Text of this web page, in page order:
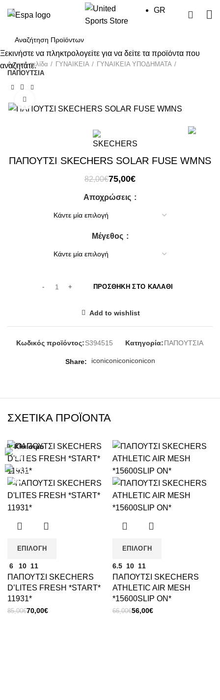
GR
Αρχική σελίδα ΓΥΝΑΙΚΕΙΑ
ΓΥΝΑΙΚΕΙΑ ΥΠΟΔΗΜΑΤΑ
ΠΑΠΟΥΤΣΙΑ
ΠΑΠΟΥΤΣΙ SKECHERS SOLAR FUSE WMNS
82,00€Original
was:
75,00€Η
τιμή
75,00€.
Αποχρώσεις
Μέγεθος
ΠΡΟΣΘΉΚΗ ΣΤΟ ΚΑΛΆΘΙ
Add to wishlist
Κωδικός προϊόντος:S394515 Κατηγορία:ΠΑΠΟΥΤΣΙΑ
Share iconiconiconiconicon
ΣΧΕΤΙΚΆ ΠΡΟΪΌΝΤΑ
-18%
ΕΠΙΛΟΓΉ
Κλείσιμο
6 10 11
ΠΑΠΟΥΤΣΙ SKECHERS
D’LITES FRESH *START*
11931*
85,00€Original
70,00€Η
-15%
ΕΠΙΛΟΓΉ
Κλείσιμο
6.5 10 11
ΠΑΠΟΥΤΣΙ SKECHERS
ATHLETIC AIR MESH
*15600SLIP ON*
66,00€Original
56,00€Η
-10%
Κλείσιμο
-13%
Κλείσιμο
-14%
Κλείσιμο
-10%
Κλείσιμο
Κλείσιμο
-12%
Κλείσιμο
Ξεκινήστε να πληκτρολογείτε για να δείτε τα προϊόντα που
αναζητάτε.